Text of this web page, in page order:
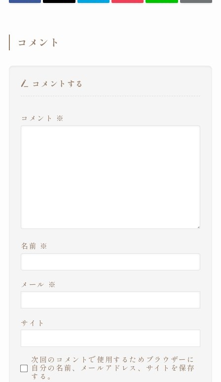
コメント
コメントする
コメント ※
名前 ※
メール ※
サイト
次回のコメントで使用するためブラウザーに
自分の名前、メールアドレス、サイトを保存
する。